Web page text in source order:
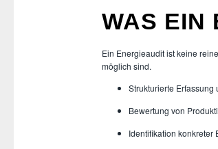
WAS EIN
Ein Energieaudit ist keine
möglich sind.
Strukturierte
Bewertung von
Identifikation konkreter